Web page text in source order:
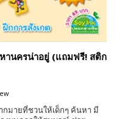
านครน่าอยู่ (แถมฟรี! สติก
กมายที่ชวนให้เด็กๆ ค้นหา มี